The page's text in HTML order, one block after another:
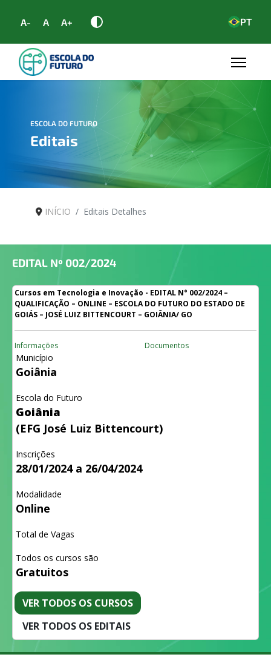
A- A A+ PT
ESCOLA DO FUTURO
Editais
INÍCIO Editais Detalhes
EDITAL Nº 002/2024
Cursos em Tecnologia e Inovação - EDITAL N° 002/2024 –
QUALIFICAÇÃO – ONLINE – ESCOLA DO FUTURO DO ESTADO DE
GOIÁS – JOSÉ LUIZ BITTENCOURT – GOIÂNIA/ GO
Informações Documentos
Município
Goiânia
Escola do Futuro
Goiânia
(EFG José Luiz Bittencourt)
Inscrições
28/01/2024 a 26/04/2024
Modalidade
Online
Total de Vagas
Todos os cursos são
Gratuitos
VER TODOS OS CURSOS
VER TODOS OS EDITAIS